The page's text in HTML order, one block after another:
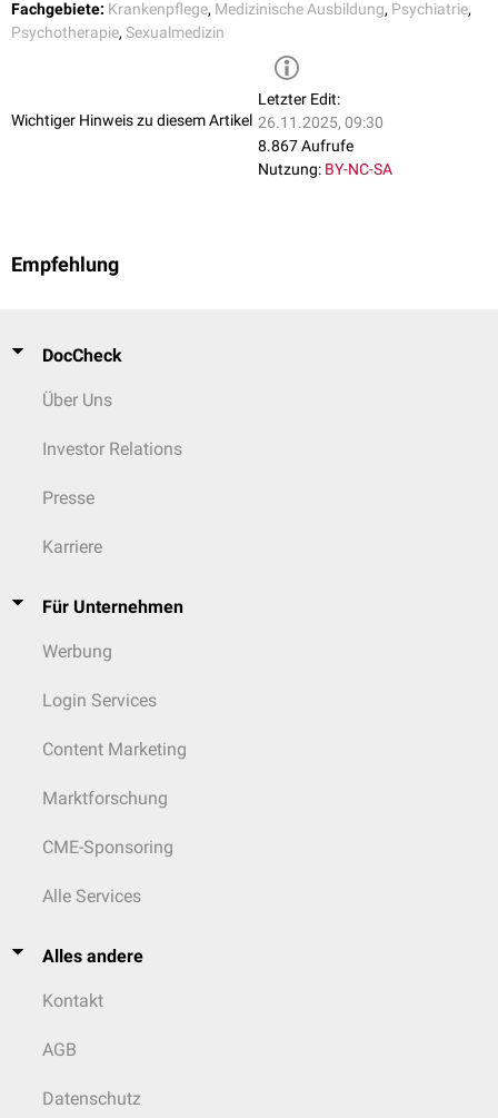
Fachgebiete: Krankenpflege, Medizinische Ausbildung, Psychiatrie,
Psychotherapie, Sexualmedizin
Wichtiger Hinweis zu diesem Artikel
Letzter Edit:
26.11.2025, 09:30
8.867 Aufrufe
Nutzung: BY-NC-SA
Empfehlung
DocCheck
Über Uns
Investor Relations
Presse
Karriere
Für Unternehmen
Werbung
Login Services
Content Marketing
Marktforschung
CME-Sponsoring
Alle Services
Alles andere
Kontakt
AGB
Datenschutz